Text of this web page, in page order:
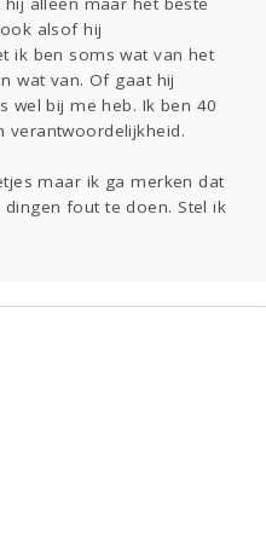
alsof hij
ik ben soms wat van het
wat van. Of gaat hij
wel bij me heb. Ik ben 40
verantwoordelijkheid.
maar ik ga merken dat
fout te doen. Stel ik